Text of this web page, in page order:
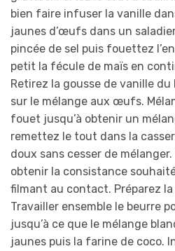
bien faire infuser la vanille
jaunes d’œufs dans un
pincée de sel puis fouettez
petit la fécule de maïs en
Retirez la gousse de vanille
sur le mélange aux œufs.
fouet jusqu’à obtenir un
remettez le tout dans la
doux sans cesser de
obtenir la consistance
filmant au contact. Préparez
Travailler ensemble le beurre
jusqu’à ce que le mélange
jaunes puis la farine de coco.